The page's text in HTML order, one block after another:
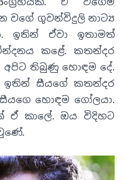
වගේ ගුවන්විදුලි නාට්‍ය
.ඉතින් ඒවා ඉතාමත්
කළේ. කතන්දර
අපිට තිබුණු හොඳම දේ.
ඉතින් සීයගේ කතන්දර
හොඳම ගෝලයා.
ඒ කාලේ.ඔය විදිහට
.